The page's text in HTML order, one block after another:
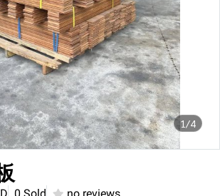
1/4